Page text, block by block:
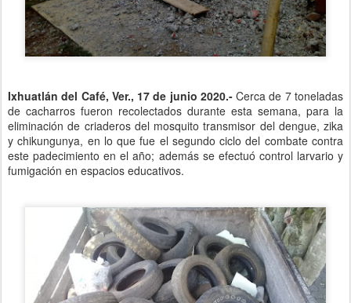
Ixhuatlán del Café, Ver., 17 de junio 2020.-Cerca de 7 toneladas
de cacharros fueron recolectados durante esta semana, para la
eliminación de criaderos del mosquito transmisor del dengue, zika
y chikungunya, en lo que fue el segundo ciclo del combate contra
este padecimiento en el año; además se efectuó control larvario y
fumigación en espacios educativos.